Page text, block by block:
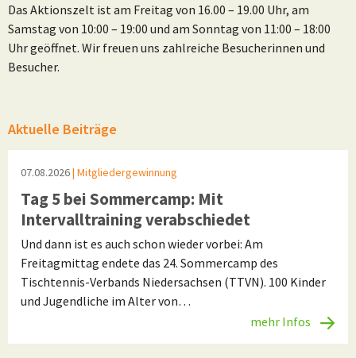
Das Aktionszelt ist am Freitag von 16.00 – 19.00 Uhr, am
Samstag von 10:00 – 19:00 und am Sonntag von 11:00 – 18:00
Uhr geöffnet. Wir freuen uns zahlreiche Besucherinnen und
Besucher.
Aktuelle Beiträge
07.08.2026| Mitgliedergewinnung
Tag 5 bei Sommercamp: Mit
Intervalltraining verabschiedet
Und dann ist es auch schon wieder vorbei: Am
Freitagmittag endete das 24. Sommercamp des
Tischtennis-Verbands Niedersachsen (TTVN). 100 Kinder
und Jugendliche im Alter von…
mehr Infos